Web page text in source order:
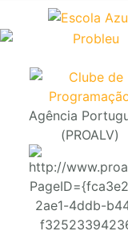
Agência
(PROALV)